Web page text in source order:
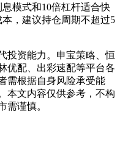
息模式和10倍杠杆适合快
，建议持仓周期不超过5
投资能力。申宝策略、恒
优配、出彩速配等平台各
需根据自身风险承受能
本文内容仅供参考，不构
需谨慎。